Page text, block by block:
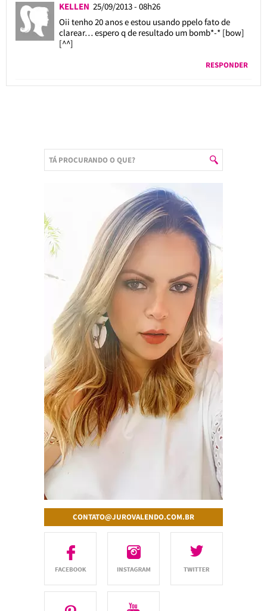
KELLEN 25/09/2013 - 08h26
Oii tenho 20 anos e estou usando ppelo fato de
clarear… espero q de resultado um bomb*-* [bow]
[^^]
RESPONDER
CONTATO@JUROVALENDO.COM.BR